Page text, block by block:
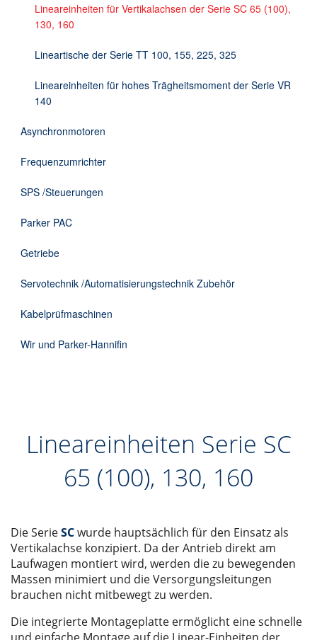
Lineareinheiten für Vertikalachsen der Serie SC 65 (100),
130, 160
Lineartische der Serie TT 100, 155, 225, 325
Lineareinheiten für hohes Trägheitsmoment der Serie VR
140
Asynchronmotoren
Frequenzumrichter
SPS /Steuerungen
Parker PAC
Getriebe
Servotechnik /Automatisierungstechnik Zubehör
Kabelprüfmaschinen
Wir und Parker-Hannifin
Lineareinheiten Serie SC
65 (100), 130, 160
Die SerieSCwurde hauptsächlich für den Einsatz als
Vertikalachse konzipiert. Da der Antrieb direkt am
Laufwagen montiert wird, werden die zu bewegenden
Massen minimiert und die Versorgungsleitungen
brauchen nicht mitbewegt zu werden.
Die integrierte Montageplatte ermöglicht eine schnelle